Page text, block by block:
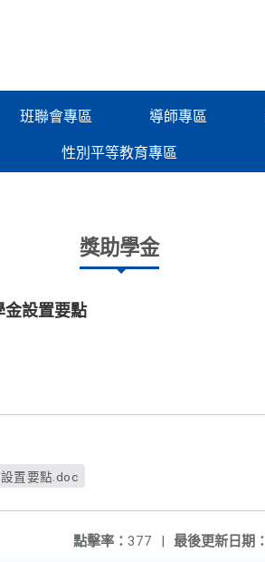
班聯會專區 導師專區
性別平等教育專區
獎助學金
金設置要點
置要點.doc
最後更新日期：
點擊率： 377 |